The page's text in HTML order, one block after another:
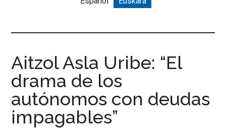
Aitzol Asla Uribe: “El
drama de los
autónomos con deudas
impagables”